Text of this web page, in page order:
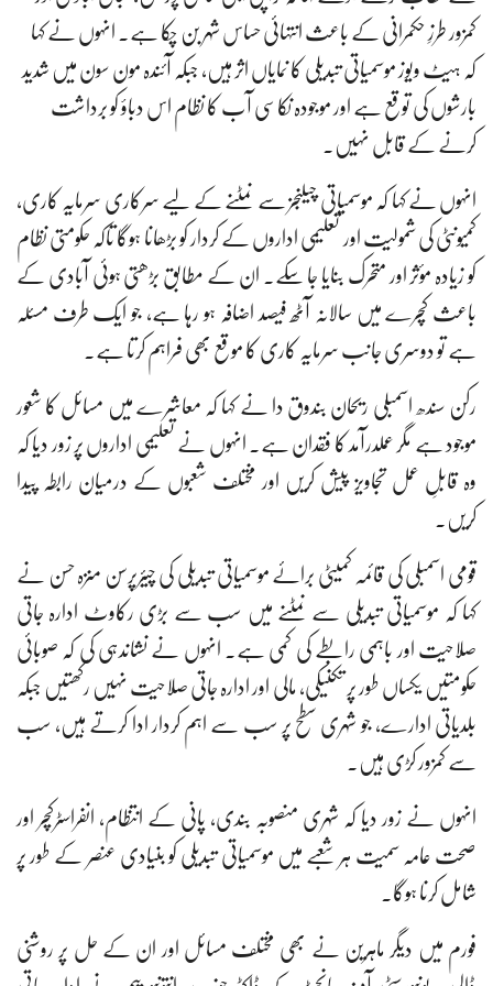
کمزور طرزِ حکمرانی کے باعث انتہائی حساس شہر بن چکا ہے۔ انہوں نے کہا
کہ ہیٹ ویوز موسمیاتی تبدیلی کا نمایاں اثر ہیں، جبکہ آئندہ مون سون میں شدید
بارشوں کی توقع ہے اور موجودہ نکاسی آب کا نظام اس دباؤ کو برداشت
کرنے کے قابل نہیں۔
انہوں نے کہا کہ موسمیاتی چیلنجز سے نمٹنے کے لیے سرکاری سرمایہ کاری،
کمیونٹی کی شمولیت اور تعلیمی اداروں کے کردار کو بڑھانا ہوگا تاکہ حکومتی نظام
کو زیادہ مؤثر اور متحرک بنایا جا سکے۔ ان کے مطابق بڑھتی ہوئی آبادی کے
باعث کچرے میں سالانہ آٹھ فیصد اضافہ ہو رہا ہے، جو ایک طرف مسئلہ
ہے تو دوسری جانب سرمایہ کاری کا موقع بھی فراہم کرتا ہے۔
رکن سندھ اسمبلی ریحان بندوق دا نے کہا کہ معاشرے میں مسائل کا شعور
موجود ہے مگر عملدرآمد کا فقدان ہے۔ انہوں نے تعلیمی اداروں پر زور دیا کہ
وہ قابلِ عمل تجاویز پیش کریں اور مختلف شعبوں کے درمیان رابطہ پیدا
کریں۔
قومی اسمبلی کی قائمہ کمیٹی برائے موسمیاتی تبدیلی کی چیئرپرسن منزہ حسن نے
کہا کہ موسمیاتی تبدیلی سے نمٹنے میں سب سے بڑی رکاوٹ ادارہ جاتی
صلاحیت اور باہمی رابطے کی کمی ہے۔ انہوں نے نشاندہی کی کہ صوبائی
حکومتیں یکساں طور پر تکنیکی، مالی اور ادارہ جاتی صلاحیت نہیں رکھتیں جبکہ
بلدیاتی ادارے، جو شہری سطح پر سب سے اہم کردار ادا کرتے ہیں، سب
سے کمزور کڑی ہیں۔
انہوں نے زور دیا کہ شہری منصوبہ بندی، پانی کے انتظام، انفراسٹرکچر اور
صحت عامہ سمیت ہر شعبے میں موسمیاتی تبدیلی کو بنیادی عنصر کے طور پر
شامل کرنا ہوگا۔
فورم میں دیگر ماہرین نے بھی مختلف مسائل اور ان کے حل پر روشنی